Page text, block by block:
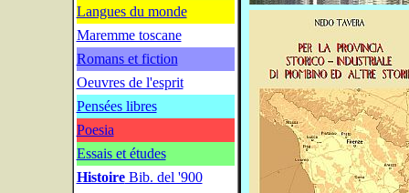
Langues du monde
Maremme toscane
Romans et fiction
Oeuvres de l'esprit
Pensées libres
Poesia
Essais et études
HistoireBib. del '900